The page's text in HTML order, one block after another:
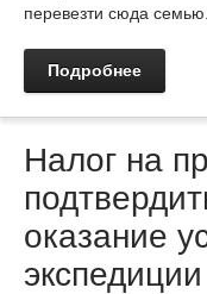
перевезти сюда семью.
Подробнее
Налог на
оказание
экспедиции